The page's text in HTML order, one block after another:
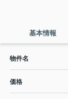
基本情報
物件名
価格